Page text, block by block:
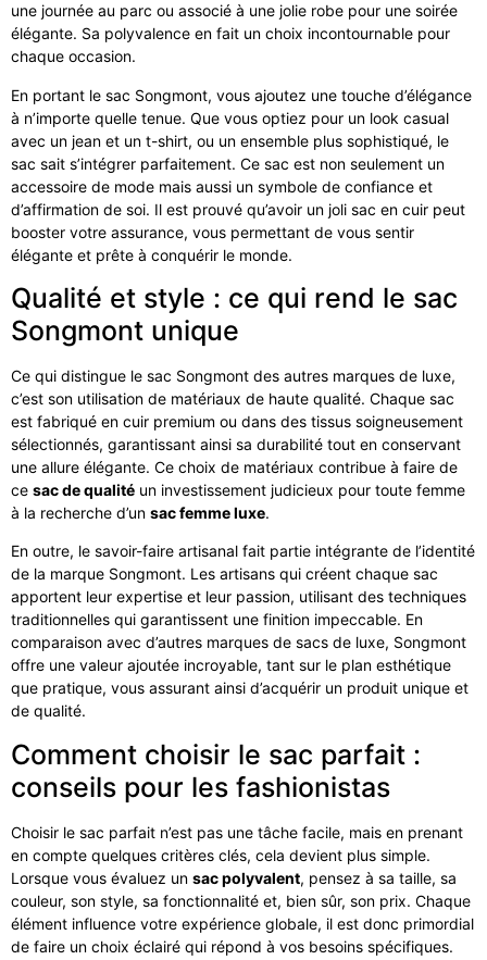
une journée au parc ou associé à une jolie robe pour une soirée
élégante. Sa polyvalence en fait un choix incontournable pour
chaque occasion.
En portant le sac Songmont, vous ajoutez une touche d’élégance
à n’importe quelle tenue. Que vous optiez pour un look casual
avec un jean et un t-shirt, ou un ensemble plus sophistiqué, le
sac sait s’intégrer parfaitement. Ce sac est non seulement un
accessoire de mode mais aussi un symbole de confiance et
d’affirmation de soi. Il est prouvé qu’avoir un joli sac en cuir peut
booster votre assurance, vous permettant de vous sentir
élégante et prête à conquérir le monde.
Qualité et style : ce qui rend le sac
Songmont unique
Ce qui distingue le sac Songmont des autres marques de luxe,
c’est son utilisation de matériaux de haute qualité. Chaque sac
est fabriqué en cuir premium ou dans des tissus soigneusement
sélectionnés, garantissant ainsi sa durabilité tout en conservant
une allure élégante. Ce choix de matériaux contribue à faire de
ce sac de qualité un investissement judicieux pour toute femme
à la recherche d’un sac femme luxe.
En outre, le savoir-faire artisanal fait partie intégrante de l’identité
de la marque Songmont. Les artisans qui créent chaque sac
apportent leur expertise et leur passion, utilisant des techniques
traditionnelles qui garantissent une finition impeccable. En
comparaison avec d’autres marques de sacs de luxe, Songmont
offre une valeur ajoutée incroyable, tant sur le plan esthétique
que pratique, vous assurant ainsi d’acquérir un produit unique et
de qualité.
Comment choisir le sac parfait :
conseils pour les fashionistas
Choisir le sac parfait n’est pas une tâche facile, mais en prenant
en compte quelques critères clés, cela devient plus simple.
Lorsque vous évaluez un sac polyvalent, pensez à sa taille, sa
couleur, son style, sa fonctionnalité et, bien sûr, son prix. Chaque
élément influence votre expérience globale, il est donc primordial
de faire un choix éclairé qui répond à vos besoins spécifiques.